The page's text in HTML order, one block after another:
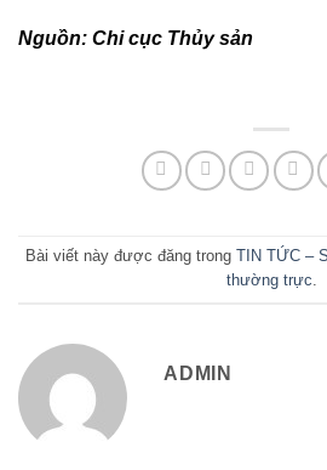
Nguồn: Chi cục Thủy sản
Bài viết này được đăng trong TIN TỨC –
thường trực.
ADMIN